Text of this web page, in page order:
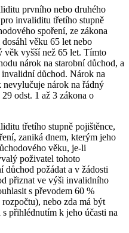
prvního nebo druhého
invaliditu třetího stupně
spoření, ze zákona
věku 65 let nebo
věk vyšší než 65 let. Tímto
nárok na starobní důchod, a
důchod. Nárok na
nevylučuje nárok na řádný
odst. 1 až 3 zákona o
třetího stupně pojištěnce,
zaniká dnem, kterým jeho
věku, je-li
poživatel tohoto
požádat a v žádosti
přiznat ve výši invalidního
s převodem 60 %
nebo zda má být
přihlédnutím k jeho účasti na